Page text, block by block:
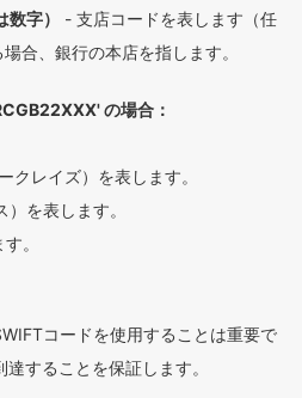
字）
- 支店コードを表します（任
合、銀行の本店を指します。
の場合：
クレイズ）を表します。
を表します。
。
コードを使用することは重要で
することを保証します。